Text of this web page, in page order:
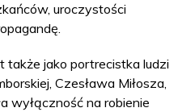
uroczystości
także jako portrecistka ludzi
Czesława Miłosza,
wyłączność na robienie